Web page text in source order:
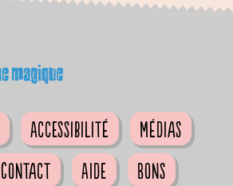
Accessibilité
Médias
Contact Aide
Bons